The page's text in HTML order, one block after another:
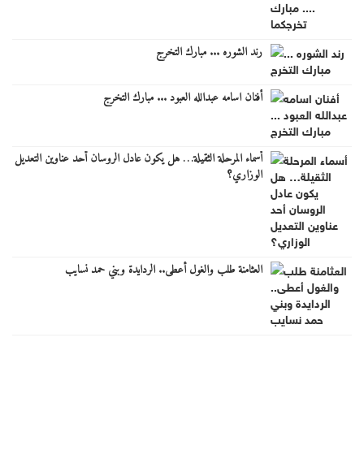
رند الشوره ... مبارك التخرج
أفنان اسامه عبدالله العبود ... مبارك التخرج
أسماء المرحلة الثقيلة… هل يكون عادل الروسان أحد عناوين التعديل
الوزاري؟
العثامنة طلب والغول أعطى.. الردايدة وبني حمد نسايب